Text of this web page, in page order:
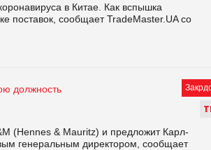
в Китае. Как вспышка
поставок, сообщает TradeMaster.UA со
Т
должность
(Hennes & Mauritz) и предложит Карл-
генеральным директором, сообщает